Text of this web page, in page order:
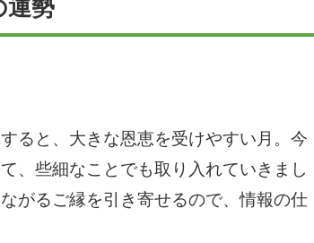
運勢
ると、大きな恩恵を受けやすい月。今
、些細なことでも取り入れていきまし
がるご縁を引き寄せるので、情報の仕